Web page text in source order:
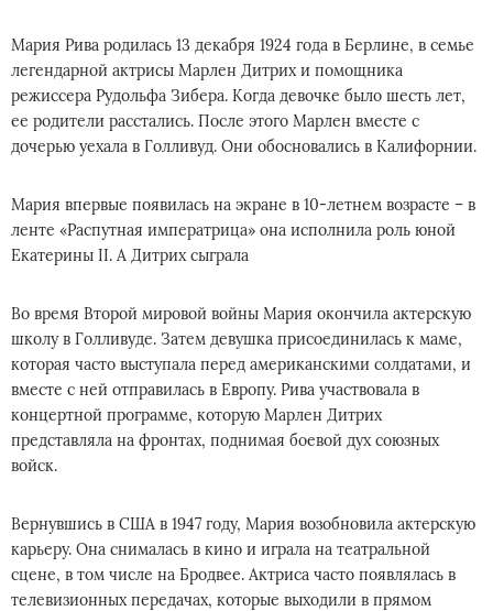
Мария Рива родилась 13 декабря 1924 года в Берлине, в семье
легендарной актрисы Марлен Дитрих и помощника
режиссера Рудольфа Зибера. Когда девочке было шесть лет,
ее родители расстались. После этого Марлен вместе с
дочерью уехала в Голливуд. Они обосновались в Калифорнии.
Мария впервые появилась на экране в 10-летнем возрасте – в
ленте «Распутная императрица» она исполнила роль юной
Екатерины II. А Дитрих сыграла
Во время Второй мировой войны Мария окончила актерскую
школу в Голливуде. Затем девушка присоединилась к маме,
которая часто выступала перед американскими солдатами, и
вместе с ней отправилась в Европу. Рива участвовала в
концертной программе, которую Марлен Дитрих
представляла на фронтах, поднимая боевой дух союзных
войск.
Вернувшись в США в 1947 году, Мария возобновила актерскую
карьеру. Она снималась в кино и играла на театральной
сцене, в том числе на Бродвее. Актриса часто появлялась в
телевизионных передачах, которые выходили в прямом